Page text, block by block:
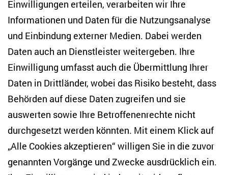
Anton-Wilhelm-Amo-Str. 60
10117 Berlin
Tel. +49 (30) 2005949-17
info(at)zois-berlin(dot)de
NEWSLETTER
E-Mail-Adresse eingeben*
Ich möchte regelmäßig über aktuelle Themen,
werden. Ich bin zudem damit einverstanden, dass meine
Einwilligungen erteilen, verarbeiten wir Ihre
Informationen und Daten für die Nutzungsanalyse
und Einbindung externer Medien. Dabei werden
Daten auch an Dienstleister weitergeben. Ihre
Einwilligung umfasst auch die Übermittlung Ihrer
Daten in Drittländer, wobei das Risiko besteht, dass
Behörden auf diese Daten zugreifen und sie
auswerten sowie Ihre Betroffenenrechte nicht
durchgesetzt werden könnten. Mit einem Klick auf
„Alle Cookies akzeptieren“ willigen Sie in die zuvor
genannten Vorgänge und Zwecke ausdrücklich ein.